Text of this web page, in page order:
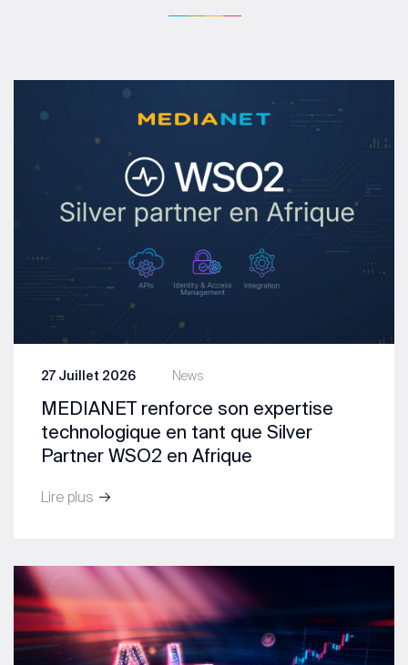
News
27 Juillet 2026
MEDIANET renforce son expertise
technologique en tant que Silver
Partner WSO2 en Afrique
Lire plus